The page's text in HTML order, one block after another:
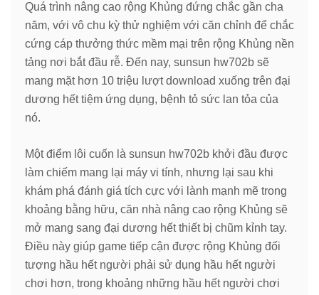
Quá trình nâng cao rộng Khủng đứng chắc gần cha
năm, với vô chu kỳ thử nghiệm với căn chỉnh để chắc
cứng cáp thưởng thức mềm mại trên rộng Khủng nền
tảng nơi bắt đầu rễ. Đến nay, sunsun hw702b sẽ
mang mặt hơn 10 triệu lượt download xuống trên đại
dương hết tiệm ứng dụng, bệnh tỏ sức lan tỏa của
nó.
Một điểm lôi cuốn là sunsun hw702b khởi đầu được
làm chiếm mang lại máy vi tính, nhưng lại sau khi
khám phá đánh giá tích cực với lành mạnh mẽ trong
khoảng bằng hữu, căn nhà nâng cao rộng Khủng sẽ
mở mang sang đại dương hết thiết bị chũm kỉnh tay.
Điều này giúp game tiếp cận được rộng Khủng đối
tượng hầu hết người phải sử dụng hầu hết người
chơi hơn, trong khoảng những hầu hết người chơi